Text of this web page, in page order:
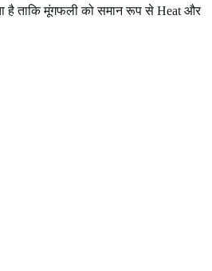
है ताकि मूंगफली को समान रूप से Heat और